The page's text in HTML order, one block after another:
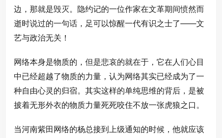
边，那就是毁灭。隐约记的一位作家在文革期间愤然而
逝时说过的一句话，足可以惊醒一代有识之士了——文
艺与政治无关！
网络本身是物质的，但是悲哀的就在于，它在人们心目
中已经超越了物质的力量，认为网络其实已经成为了一
种自由心灵的归宿。其实这样的单纯思维的背后，是被
披着无形外衣的物质力量死死咬住不放一张虎狼之口。
当河南紫田网络的杨总接到上级通知的时候，他就应该